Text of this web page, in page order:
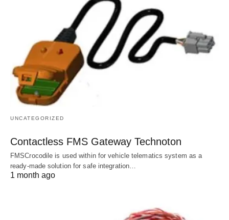
UNCATEGORIZED
Contactless FMS Gateway Technoton
FMSCrocodile is used within for vehicle telematics system as a
ready-made solution for safe integration…
1 month ago